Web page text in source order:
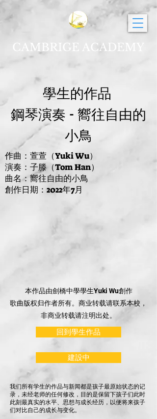
CAMBRIGE ACADEMY
​學生的作品
鋼琴演奏 - 嚮往自由的
小鳥
作曲：萱萱（Yuki Wu）
​演奏：子滕（Tom Han）
曲名：嚮往自由的小鳥
​創作日期：2022年7月
本作品由劍橋中學學生Yuki Wu創作
歌曲版权归作者所有。商业转载请联系本校，
非商业转载请注明出处。
回到學生作品
建設中
我们所有学生的作品与新闻都是孩子最原始状态的记
录，未经老师的任何修改，目的是保留下孩子们此时
此刻最真实的水平、思想与成长经历，以便将来孩子
们对比自己的成长与变化。